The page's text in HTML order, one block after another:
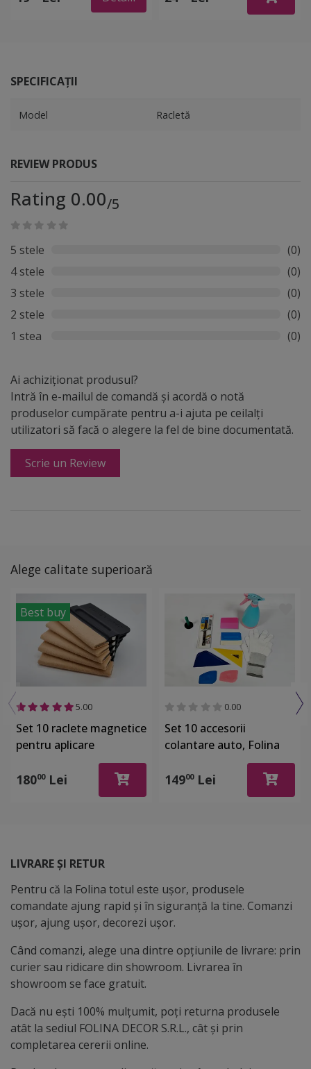
o latură cu pâslă
SPECIFICAȚII
Model Racletă
REVIEW PRODUS
Rating 0.00/5
5 stele
(0)
4 stele
(0)
3 stele
(0)
2 stele
(0)
1 stea
(0)
Ai achiziționat produsul?
Intră în e-mailul de comandă și acordă o notă
produselor cumpărate pentru a-i ajuta pe ceilalți
utilizatori să facă o alegere la fel de bine documentată.
Scrie un Review
Alege calitate superioară
Best buy
5.00
Set 10 raclete magnetice
pentru aplicare
autocolant la colantare
auto
18000Lei
0.00
Set 10 accesorii
colantare auto, Folina
14900Lei
LIVRARE ȘI RETUR
Pentru că la Folina totul este ușor, produsele
comandate ajung rapid și în siguranță la tine. Comanzi
ușor, ajung ușor, decorezi ușor.
Când comanzi, alege una dintre opțiunile de livrare: prin
curier sau ridicare din showroom. Livrarea în
showroom se face gratuit.
Dacă nu ești 100% mulțumit, poți returna produsele
atât la sediul FOLINA DECOR S.R.L., cât și prin
completarea cererii online.